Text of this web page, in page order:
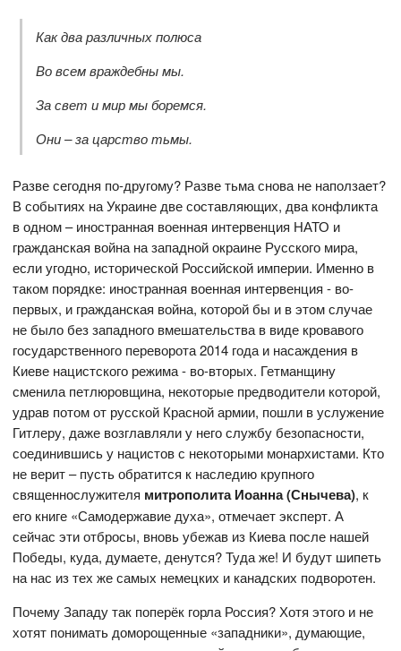
Как два различных полюса
Во всем враждебны мы.
За свет и мир мы боремся.
Они – за царство тьмы.
Разве сегодня по-другому? Разве тьма снова не наползает?
В событиях на Украине две составляющих, два конфликта
в одном – иностранная военная интервенция НАТО и
гражданская война на западной окраине Русского мира,
если угодно, исторической Российской империи. Именно в
таком порядке: иностранная военная интервенция - во-
первых, и гражданская война, которой бы и в этом случае
не было без западного вмешательства в виде кровавого
государственного переворота 2014 года и насаждения в
Киеве нацистского режима - во-вторых. Гетманщину
сменила петлюровщина, некоторые предводители которой,
удрав потом от русской Красной армии, пошли в услужение
Гитлеру, даже возглавляли у него службу безопасности,
соединившись у нацистов с некоторыми монархистами. Кто
не верит – пусть обратится к наследию крупного
священнослужителя митрополита Иоанна (Снычева), к
его книге «Самодержавие духа», отмечает эксперт. А
сейчас эти отбросы, вновь убежав из Киева после нашей
Победы, куда, думаете, денутся? Туда же! И будут шипеть
на нас из тех же самых немецких и канадских подворотен.
Почему Западу так поперёк горла Россия? Хотя этого и не
хотят понимать доморощенные «западники», думающие,